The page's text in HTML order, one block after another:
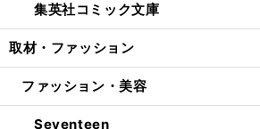
集英社コミック文庫
取材・ファッション
ファッション・美容
Seventeen